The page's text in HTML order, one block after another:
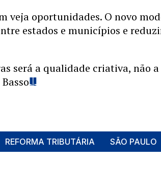
veja oportunidades. O novo
estados e municípios e
será a qualidade criativa, não a
REFORMA TRIBUTÁRIA
SÃO PAULO